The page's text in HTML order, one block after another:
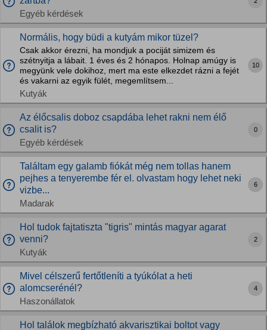
Egyéb kérdések
Normális, hogy büdi a kutyám mikor tüzel?
Csak akkor érezni, ha mondjuk a pociját simizem és
szétnyitja a lábait. 1 éves és 2 hónapos. Holnap amúgy is
megyünk vele dokihoz, mert ma este elkezdet rázni a fejét
és vakarni az egyik fülét, megemlítsem...
Kutyák
10
Az élőcsalis doboz csapdába lehet rakni nem élő
csalit is?
Egyéb kérdések
0
Találtam egy galamb fiókát még nem tollas hanem
pejhes a tenyerembe fér el. olvastam hogy lehet neki
vizbe...
Madarak
6
Hol tudok fajtatiszta "tigris" mintás magyar agarat
venni?
Kutyák
2
Mivel célszerű fertőtleníti a tyúkólat a heti
alomcserénél?
Haszonállatok
4
Hol találok megbízható akvarisztikai boltot vagy